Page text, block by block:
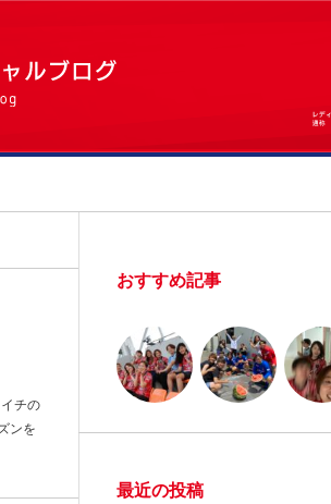
チの
ンを
おすすめ記事
最近の投稿